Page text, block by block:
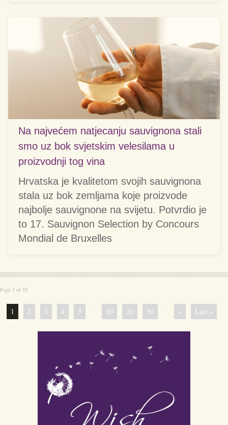
Na najvećem natjecanju sauvignona stali
smo uz bok svjetskim velesilama u
proizvodnji tog vina
Hrvatska je kvalitetom svojih sauvignona
stala uz bok zemljama koje proizvode
najbolje sauvignone na svijetu. Potvrdio je
to 17. Sauvignon Selection by Concours
Mondial de Bruxelles
Page 1 of 55
1 2 3 4 5 ... 10 20 30 ... » Last »